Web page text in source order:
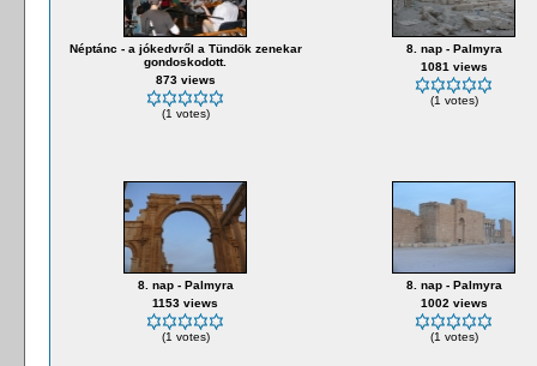
Néptánc - a jókedvről a Tündök zenekar
gondoskodott.
873 views
(1 votes)
8. nap - Palmyra
1081 views
(1 votes)
8. nap - Palmyra
1153 views
(1 votes)
8. nap - Palmyra
1002 views
(1 votes)